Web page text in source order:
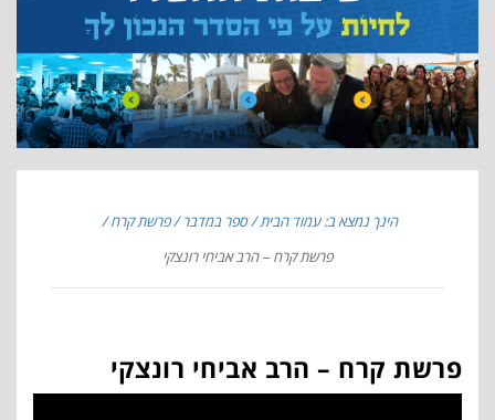
הינך נמצא ב: עמוד הבית ספר במדבר
פרשת קרח
פרשת קרח – הרב אביחי רונצקי
פרשת קרח – הרב אביחי רונצקי